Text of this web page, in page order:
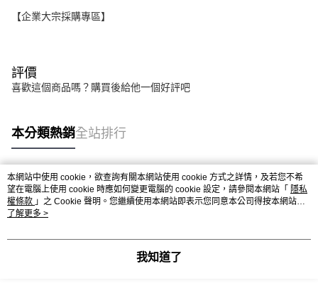
【企業大宗採購專區】
評價
喜歡這個商品嗎？購買後給他一個好評吧
本分類熱銷全站排行
熱門標籤
本網站中使用 cookie，欲查詢有關本網站使用 cookie 方式之詳情，及若您不希
望在電腦上使用 cookie 時應如何變更電腦的 cookie 設定，請參閱本網站「 隱私
權條款 」之 Cookie 聲明。您繼續使用本網站即表示您同意本公司得按本網站使
用條款之 Cookie 聲明使用 cookie。
了解更多 >
我知道了